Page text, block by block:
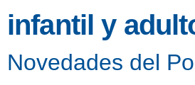
infantil y
Novedades del